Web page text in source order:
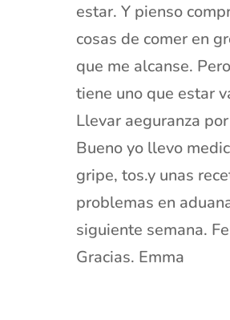
estar. Y pienso
cosas de comer en
que me alcanse.
tiene uno que estar
Llevar aeguranza
Bueno yo llevo
gripe, tos.y unas
problemas en
siguiente semana.
Gracias. Emma